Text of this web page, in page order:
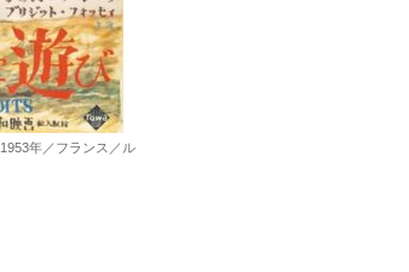
年／フランス／ル